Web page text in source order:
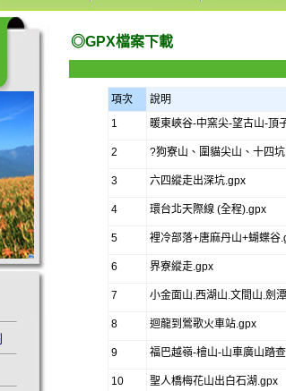
◎GPX檔案下載
項次
說明
1
暖東峽谷-中窯尖-望古山-頂
2 ?狗寮山、圍貓尖山、十四
3 六四縱走出深坑.gpx
4 環台北天際線 (全程).gpx
5 裡冷部落+唐麻丹山+蝴蝶谷
6 界寮縱走.gpx
7 小金面山.西湖山.文間山.劍
8 迴龍到鶯歌火車站.gpx
9 福巴越嶺-檜山-山車廣山踏查
10 聖人橋梅花山出白石湖.gpx